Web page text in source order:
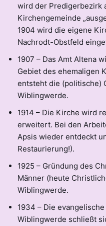
wird der Predigerbezirk
Kirchengemeinde
1904 wird die eigene
Nachrodt-Obstfeld
1907 – Das Amt Altena
Gebiet des ehemaligen
entsteht die (politische)
Wiblingwerde.
1914 – Die Kirche wird
erweitert. Bei den
Apsis wieder entdeckt
Restaurierung!).
1925 – Gründung des
Männer (heute
Wiblingwerde.
1934 – Die
Wiblingwerde schließt